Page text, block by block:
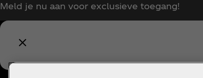
Meld je nu aan voor exclusieve toegang!